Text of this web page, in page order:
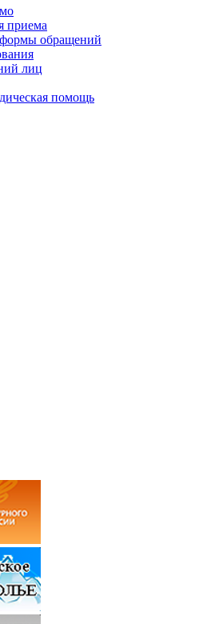
приема
обращений
лиц
помощь